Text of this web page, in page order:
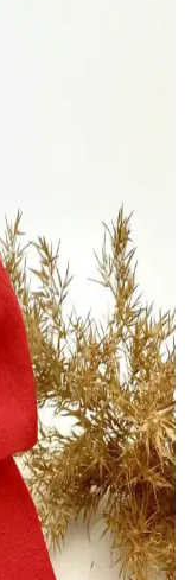
Yaratmanın
kombinasyonlar
Modada
tonlara göre
tamamlayın.
Siyah Deri
Fur ile Harley
kalitesi, iç
özelliklerini tarafsız
bir tablo sunar.
Boyası ile